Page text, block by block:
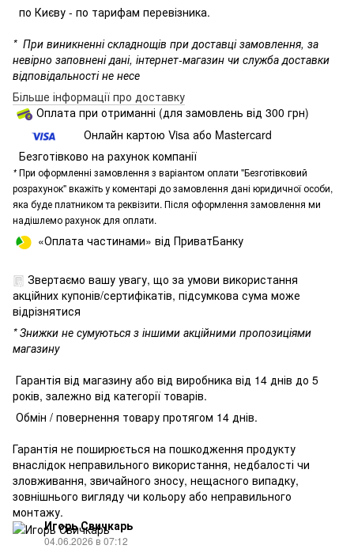
по Києву - по тарифам перевізника.
*При виникненні складнощів при доставці замовлення, за
невірно заповнені дані, інтернет-магазин чи служба доставки
відповідальності не несе
Більше інформації про доставку
Оплата при отриманні (для замовлень від 300 грн)
Онлайн картою Visa або Mastercard
Безготівково на рахунок компанії
*При оформленні замовлення з варіантом оплати "Безготівковий
розрахунок" вкажіть у коментарі до замовлення дані юридичної особи,
яка буде платником та реквізити. Після оформлення замовлення ми
надішлемо рахунок для оплати.
«Оплата частинами» від ПриватБанку
Звертаємо вашу увагу, що за умови використання
акційних купонів/сертифікатів, підсумкова сума може
відрізнятися
* Знижки не сумуються з іншими акційними пропозиціями
магазину
Гарантія від магазину або від виробника від 14 днів до 5
років, залежно від категорії товарів.
Обмін / повернення товару протягом 14 днів.
Гарантія не поширюється на пошкодження продукту
внаслідок неправильного використання, недбалості чи
зловживання, звичайного зносу, нещасного випадку,
зовнішнього вигляду чи кольору або неправильного
монтажу.
Игорь Свичкарь
04.06.2026 в 07:12